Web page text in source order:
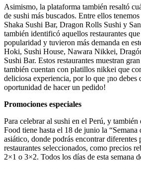
Asimismo, la plataforma también resaltó
de sushi más buscados. Entre ellos
Shaka Sushi Bar, Dragon Rolls Sushi y
también identificó aquellos restaurantes
popularidad y tuvieron más demanda en
Hoki, Sushi House, Nawara Nikkei,
Sushi Bar. Estos restaurantes muestran
también cuentan con platillos nikkei que
deliciosa experiencia, por lo que ¡no debes
oportunidad de hacer un pedido!
Promociones especiales
Para celebrar al sushi en el Perú, y
Food tiene hasta el 18 de junio la
asiático, donde podrás encontrar diferentes
restaurantes seleccionados, como precios
2×1 o 3×2. Todos los días de esta semana